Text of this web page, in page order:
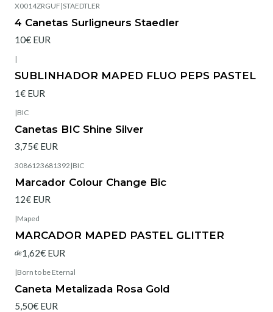
X0014ZRGUF |STAEDTLER
4 Canetas Surligneurs Staedler
10€ EUR
|
SUBLINHADOR MAPED FLUO PEPS PASTEL
1€ EUR
|BIC
Canetas BIC Shine Silver
3,75€ EUR
3086123681392 |BIC
Marcador Colour Change Bic
12€ EUR
|Maped
MARCADOR MAPED PASTEL GLITTER
de1,62€ EUR
|Born to be Eternal
Caneta Metalizada Rosa Gold
5,50€ EUR